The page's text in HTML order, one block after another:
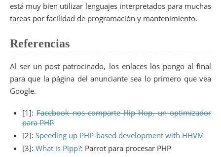
está muy bien utilizar lenguajes interpretados para muchas
tareas por facilidad de programación y mantenimiento.
Referencias
Al ser un post patrocinado, los enlaces los pongo al final
para que la página del anunciante sea lo primero que vea
Google.
[1]:Facebook nos comparte Hip Hop, un optimizador
para PHP
[2]: Speeding up PHP-based development with HHVM
[3]: What is Pipp?: Parrot para procesar PHP